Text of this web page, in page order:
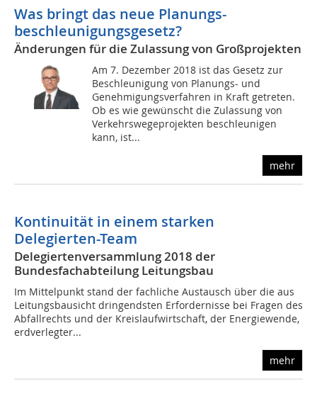
Was bringt das neue Planungs-
beschleunigungsgesetz?
Änderungen für die Zulassung von Großprojekten
Am 7. Dezember 2018 ist das Gesetz zur
Beschleunigung von Planungs- und
Genehmigungsverfahren in Kraft getreten.
Ob es wie gewünscht die Zulassung von
Verkehrswegeprojekten beschleunigen
kann, ist...
mehr
Kontinuität in einem starken
Delegierten-Team
Delegiertenversammlung 2018 der
Bundesfachabteilung Leitungsbau
Im Mittelpunkt stand der fachliche Austausch über die aus
Leitungsbausicht dringendsten Erfordernisse bei Fragen des
Abfallrechts und der Kreislaufwirtschaft, der Energiewende,
erdverlegter...
mehr